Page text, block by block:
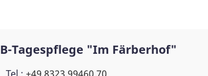
Tagespflege "Im Färberhof"